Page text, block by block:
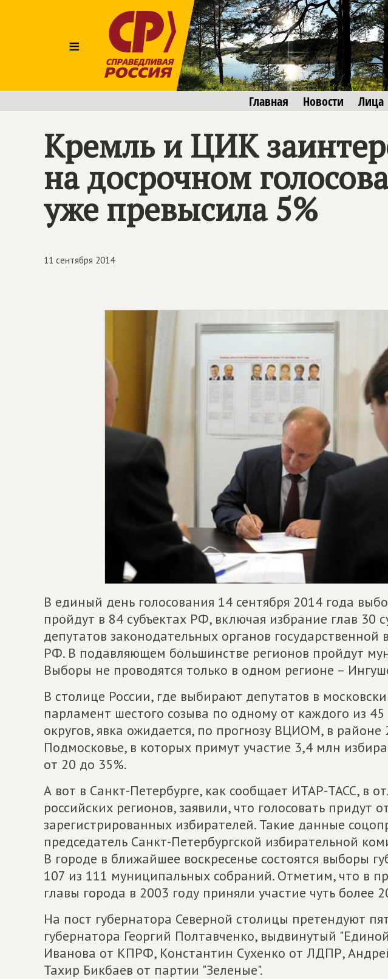
≡
Главная Новости Лица
Кремль и ЦИК
на досрочном
уже превысила 5%
11 сентября 2014
В единый день голосования 14 сентября 2014 года
пройдут в 84 субъектах РФ, включая избрание глав 30
депутатов законодательных органов государственной
РФ. В подавляющем большинстве регионов пройдут
Выборы не проводятся только в одном регионе –
В столице России, где выбирают депутатов в
парламент шестого созыва по одному от каждого из
округов, явка ожидается, по прогнозу ВЦИОМ, в районе
Подмосковье, в которых примут участие 3,4 млн
от 20 до 35%.
А вот в Санкт-Петербурге, как сообщает ИТАР-ТАСС, в
российских регионов, заявили, что голосовать придут
зарегистрированных избирателей. Такие данные
председатель Санкт-Петербургской избирательной
В городе в ближайшее воскресенье состоятся выборы
107 из 111 муниципальных собраний. Отметим, что в
главы города в 2003 году приняли участие чуть более
На пост губернатора Северной столицы претендуют
губернатора Георгий Полтавченко, выдвинутый
Иванова от КПРФ, Константин Сухенко от ЛДПР,
Тахир Бикбаев от партии "Зеленые".